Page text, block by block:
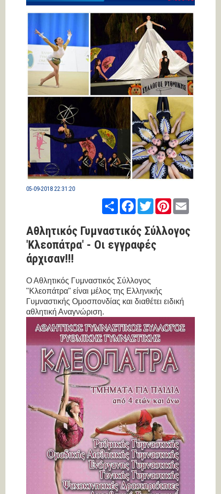
05-09-2018 22:31:20
ShareFacebook
TwitterPinterestEmail
Αθλητικός Γυμναστικός Σύλλογος
'Κλεοπάτρα' - Οι εγγραφές
άρχισαν!!!
Ο Αθλητικός Γυμναστικός Σύλλογος
"Κλεοπάτρα" είναι μέλος της Ελληνικής
Γυμναστικής Ομοσπονδίας και διαθέτει ειδική
αθλητική Αναγνώριση.